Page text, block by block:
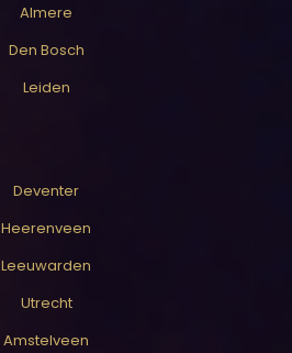
Almere
Den Bosch
Leiden
Deventer
Heerenveen
Leeuwarden
Utrecht
Amstelveen